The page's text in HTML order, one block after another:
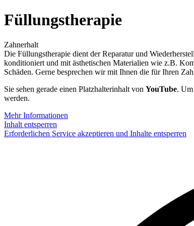
Füllungs­therapie
Zahnerhalt
Die Füllungstherapie dient der Reparatur und
konditioniert und mit ästhetischen Materialien wie z.B.
Schäden. Gerne besprechen wir mit Ihnen die für Ihren
Sie sehen gerade einen Platzhalterinhalt von YouTube.
werden.
Mehr Informationen
Inhalt entsperren
Erforderlichen Service akzeptieren und Inhalte entsperren